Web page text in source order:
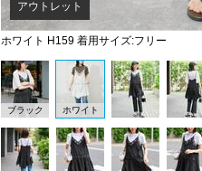
ホワイト H159 着用サイズ:フリー
アウトレット
ブラック ホワイト